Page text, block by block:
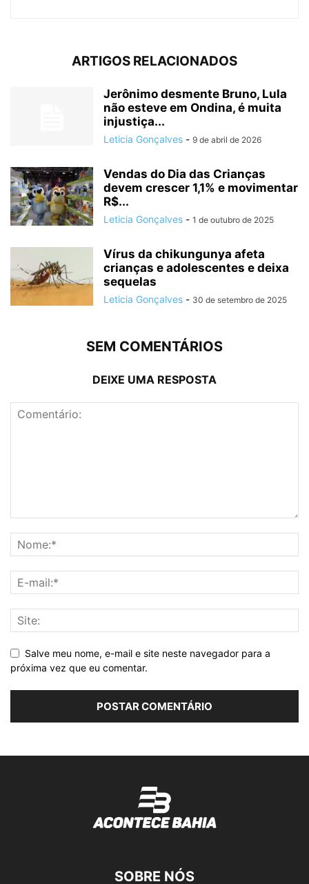
ARTIGOS RELACIONADOS
Jerônimo desmente Bruno, Lula
não esteve em Ondina, é muita
injustiça...
Leticia Gonçalves - 9 de abril de 2026
Vendas do Dia das Crianças
devem crescer 1,1% e movimentar
R$...
Leticia Gonçalves - 1 de outubro de 2025
Vírus da chikungunya afeta
crianças e adolescentes e deixa
sequelas
Leticia Gonçalves - 30 de setembro de 2025
SEM COMENTÁRIOS
DEIXE UMA RESPOSTA
Salve meu nome, e-mail e site neste navegador para a
próxima vez que eu comentar.
SOBRE NÓS